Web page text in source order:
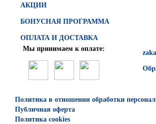
АКЦИИ
БОНУСНАЯ ПРОГРАММА
ОПЛАТА И ДОСТАВКА
Мы принимаем к оплате:
Политика в отношении обработки
Публичная оферта
Политика cookies